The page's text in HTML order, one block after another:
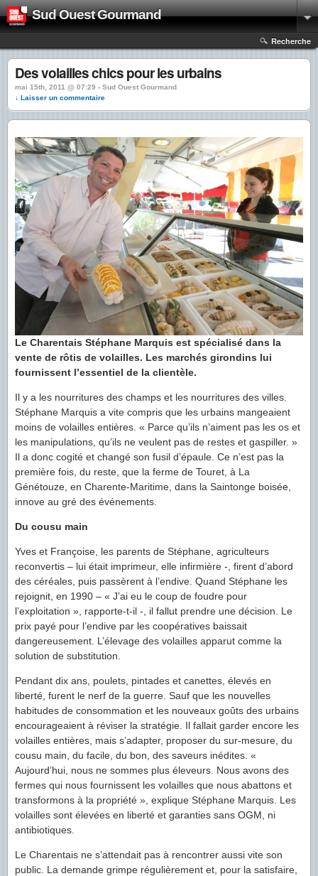
Sud Ouest Gourmand
Recherche
Des volailles chics pour les urbains
mai 15th, 2011 @ 07:29 › Sud Ouest Gourmand
↓ Laisser un commentaire
Le Charentais Stéphane Marquis est spécialisé dans la
vente de rôtis de volailles. Les marchés girondins lui
fournissent l’essentiel de la clientèle.
Il y a les nourritures des champs et les nourritures des villes.
Stéphane Marquis a vite compris que les urbains mangeaient
moins de volailles entières. « Parce qu’ils n’aiment pas les os et
les manipulations, qu’ils ne veulent pas de restes et gaspiller. »
Il a donc cogité et changé son fusil d’épaule. Ce n’est pas la
première fois, du reste, que la ferme de Touret, à La
Génétouze, en Charente-Maritime, dans la Saintonge boisée,
innove au gré des événements.
Du cousu main
Yves et Françoise, les parents de Stéphane, agriculteurs
reconvertis – lui était imprimeur, elle infirmière -, firent d’abord
des céréales, puis passèrent à l’endive. Quand Stéphane les
rejoignit, en 1990 – « J’ai eu le coup de foudre pour
l’exploitation », rapporte-t-il -, il fallut prendre une décision. Le
prix payé pour l’endive par les coopératives baissait
dangereusement. L’élevage des volailles apparut comme la
solution de substitution.
Pendant dix ans, poulets, pintades et canettes, élevés en
liberté, furent le nerf de la guerre. Sauf que les nouvelles
habitudes de consommation et les nouveaux goûts des urbains
encourageaient à réviser la stratégie. Il fallait garder encore les
volailles entières, mais s’adapter, proposer du sur-mesure, du
cousu main, du facile, du bon, des saveurs inédites. «
Aujourd’hui, nous ne sommes plus éleveurs. Nous avons des
fermes qui nous fournissent les volailles que nous abattons et
transformons à la propriété », explique Stéphane Marquis. Les
volailles sont élevées en liberté et garanties sans OGM, ni
antibiotiques.
Le Charentais ne s’attendait pas à rencontrer aussi vite son
public. La demande grimpe régulièrement et, pour la satisfaire,